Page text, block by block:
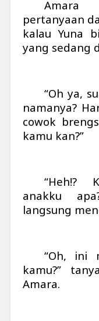
Amara
pertanyaan
kalau Yuna
yang sedang
“Oh ya,
namanya?
cowok
kamu kan?”
“Heh!?
anakku
langsung
“Oh, ini
kamu?”
Amara.